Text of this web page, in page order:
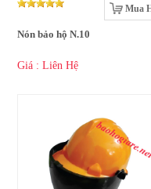
Mua
Nón bảo hộ N.10
Giá : Liên Hệ